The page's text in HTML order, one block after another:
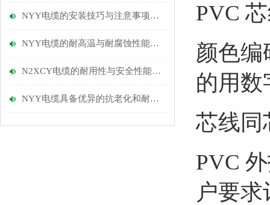
NYY电缆的安装技巧与注意事项说明
NYY电缆的耐高温与耐腐蚀性能优势
N2XCY电缆的耐用性与安全性能探讨
NYY电缆具备优异的抗老化和耐磨损性能
PVC
颜色编
的用数
芯线同
PVC
户要